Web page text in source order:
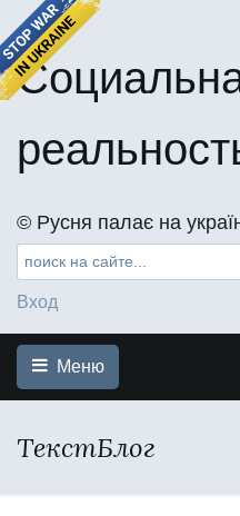
©️ Русня палає на
Вход
Меню
ТекстБлог